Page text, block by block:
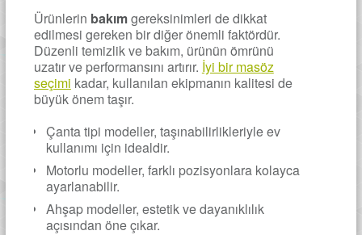
Ürünlerin bakımgereksinimleri de dikkat
edilmesi gereken bir diğer önemli faktördür.
Düzenli temizlik ve bakım, ürünün ömrünü
uzatır ve performansını artırır. İyi bir masöz
seçimi kadar, kullanılan ekipmanın kalitesi de
büyük önem taşır.
Çanta tipi modeller, taşınabilirlikleriyle ev
kullanımı için idealdir.
Motorlu modeller, farklı pozisyonlara kolayca
ayarlanabilir.
Ahşap modeller, estetik ve dayanıklılık
açısından öne çıkar.